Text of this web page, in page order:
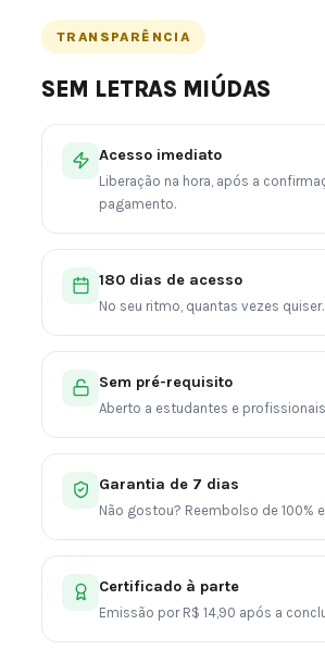
TRANSPARÊNCIA
SEM LETRAS MIÚDAS
Acesso imediato
Liberação na hora, após a
pagamento.
180 dias de acesso
No seu ritmo, quantas vezes quiser.
Sem pré-requisito
Aberto a estudantes e
Garantia de 7 dias
Não gostou? Reembolso de 100%
Certificado à parte
Emissão por R$ 14,90 após a